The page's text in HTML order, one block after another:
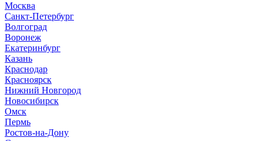
Москва
Санкт-Петербург
Волгоград
Воронеж
Екатеринбург
Казань
Краснодар
Красноярск
Нижний Новгород
Новосибирск
Омск
Пермь
Ростов-на-Дону